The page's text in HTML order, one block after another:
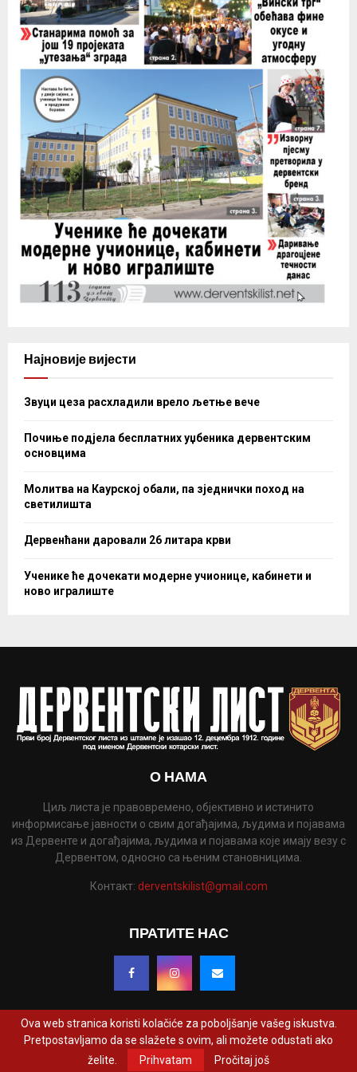
Најновије вијести
Звуци цеза расхладили врело љетње вече
Почиње подјела бесплатних уџбеника дервентским
основцима
Молитва на Каурској обали, па зједнички поход на
светилишта
Дервенћани даровали 26 литара крви
Ученике ће дочекати модерне учионице, кабинети и
ново игралиште
О НАМА
Циљ листа је правовремено, објективно и истинито
информисање јавности о свим догађајима, људима и појавама
из Дервенте и догађајима, људима и појавама које имају везу с
Дервентом, односно са њеним становницима.
Контакт: derventskilist@gmail.com
ПРАТИТЕ НАС
@2022 - www.derventskilist.net. Сва права задржана. Дизајнирао и развио
ProCreative Studio
Ova web stranica koristi kolačiće za poboljšanje vašeg iskustva.
Pretpostavljamo da se slažete s ovim, ali možete odustati ako
želite.
Prihvatam Pročitaj još